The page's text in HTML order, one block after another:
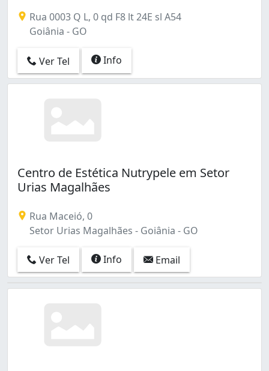
Vila Concórdia (1)
Vila Jaraguá (15)
Vila João Vaz (1)
Vila Maria José (3)
Vila Morais (1)
Vila Santa Helena (1)
Vila São João (1)
Rua 0003 Q L, 0 qd F8 lt 24E sl A54
Goiânia - GO
Ver Tel Info
Centro de Estética Nutrypele em Setor
Urias Magalhães
Rua Maceió, 0
Setor Urias Magalhães - Goiânia - GO
Ver Tel Info Email